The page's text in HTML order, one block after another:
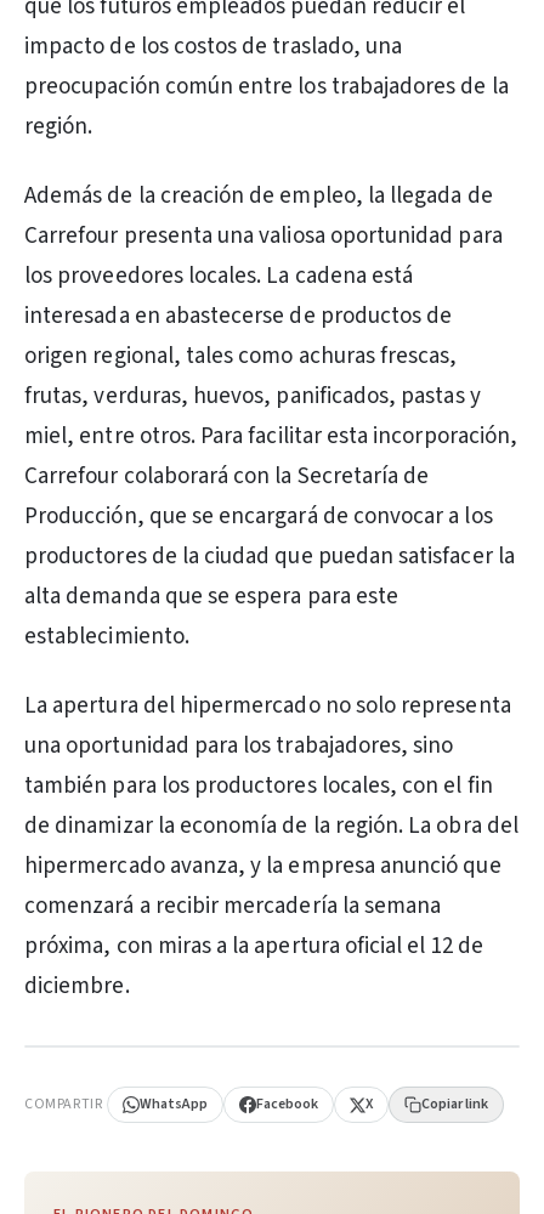
que los futuros empleados puedan reducir el
impacto de los costos de traslado, una
preocupación común entre los trabajadores de la
región.
Además de la creación de empleo, la llegada de
Carrefour presenta una valiosa oportunidad para
los proveedores locales. La cadena está
interesada en abastecerse de productos de
origen regional, tales como achuras frescas,
frutas, verduras, huevos, panificados, pastas y
miel, entre otros. Para facilitar esta incorporación,
Carrefour colaborará con la Secretaría de
Producción, que se encargará de convocar a los
productores de la ciudad que puedan satisfacer la
alta demanda que se espera para este
establecimiento.
La apertura del hipermercado no solo representa
una oportunidad para los trabajadores, sino
también para los productores locales, con el fin
de dinamizar la economía de la región. La obra del
hipermercado avanza, y la empresa anunció que
comenzará a recibir mercadería la semana
próxima, con miras a la apertura oficial el 12 de
diciembre.
COMPARTIR WhatsApp Facebook X Copiar link